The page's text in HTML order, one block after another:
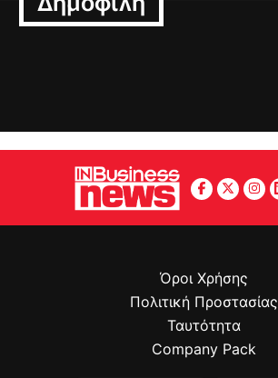
Όροι Χρήσης
Πολιτική Προστασίας
Ταυτότητα
Company Pack